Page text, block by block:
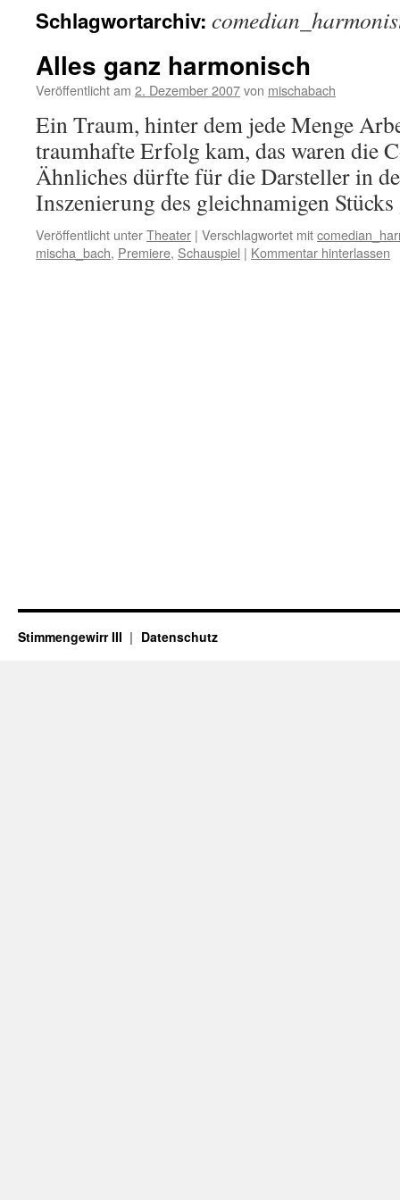
Schlagwortarchiv:
Alles ganz harmonisch
Veröffentlicht am 2. Dezember 2007von mischabach
Ein Traum, hinter dem jede Menge
traumhafte Erfolg kam, das waren die
Ähnliches dürfte für die Darsteller in
Inszenierung des gleichnamigen Stücks
Veröffentlicht unterTheater | Verschlagwortet mit
mischa_bach, Premiere, Schauspiel | Kommentar hinterlassen
Stimmengewirr III Datenschutz